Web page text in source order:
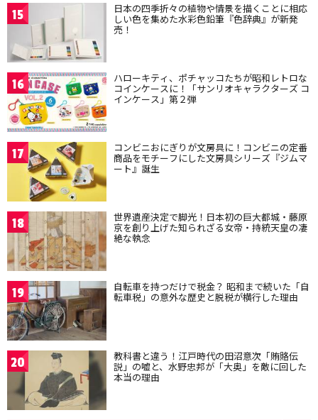
15 日本の四季折々の植物や情景を描くことに相応
しい色を集めた水彩色鉛筆『色辞典』が新発
売！
16 ハローキティ、ポチャッコたちが昭和レトロな
コインケースに！「サンリオキャラクターズ コ
インケース」第２弾
17 コンビニおにぎりが文房具に！コンビニの定番
商品をモチーフにした文房具シリーズ『ジムマ
ート』誕生
18 世界遺産決定で脚光！日本初の巨大都城・藤原
京を創り上げた知られざる女帝・持統天皇の凄
絶な執念
19 自転車を持つだけで税金？ 昭和まで続いた「自
転車税」の意外な歴史と脱税が横行した理由
20 教科書と違う！江戸時代の田沼意次「賄賂伝
説」の嘘と、水野忠邦が「大奥」を敵に回した
本当の理由